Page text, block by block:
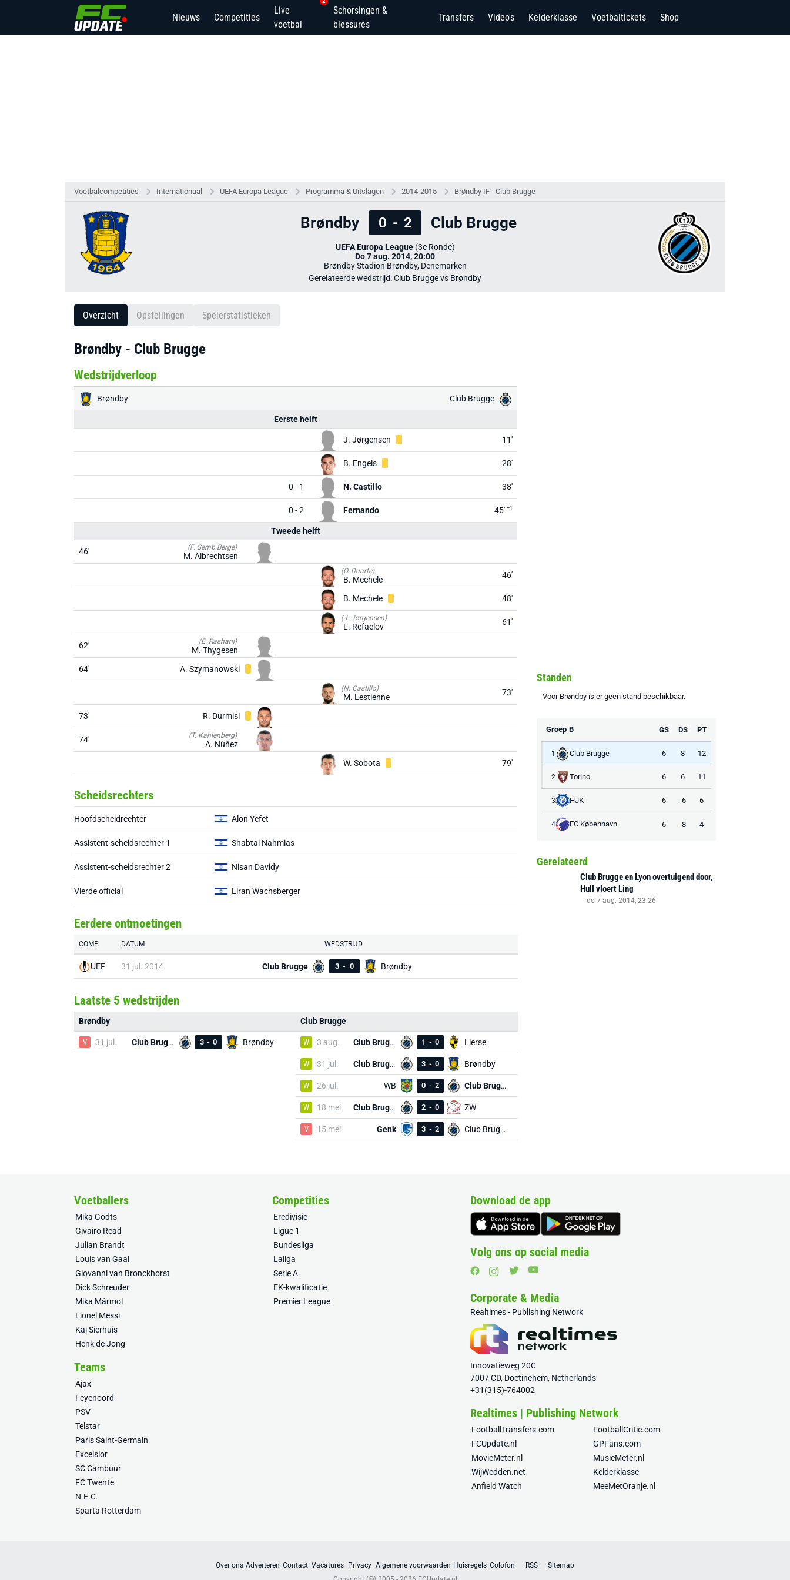
Nieuws Competities
Live
voetbal
Schorsingen &
blessures
Transfers Video's Kelderklasse Voetbaltickets Shop
Voetbalcompetities Internationaal UEFA Europa League Programma & Uitslagen 2014-2015 Brøndby IF - Club Brugge
Brøndby 0 - 2 Club Brugge
UEFA Europa League(3e Ronde)
Do 7 aug. 2014, 20:00
Brøndby Stadion Brøndby, Denemarken
Gerelateerde wedstrijd: Club Brugge vs Brøndby
Overzicht Opstellingen Spelerstatistieken
Brøndby - Club Brugge
Wedstrijdverloop
Brøndby Club Brugge
Eerste helft
J. Jørgensen 11'
B. Engels 28'
0 - 1 N. Castillo 38'
0 - 2 Fernando 45' +1
Tweede helft
46' (F. Semb Berge)
M. Albrechtsen
(Ó. Duarte)
B. Mechele 46'
B. Mechele 48'
(J. Jørgensen)
L. Refaelov 61'
62' (E. Rashani)
M. Thygesen
64'
A. Szymanowski
(N. Castillo)
M. Lestienne 73'
73' R. Durmisi
74' (T. Kahlenberg)
A. Núñez
W. Sobota
79'
Scheidsrechters
Hoofdscheidrechter Alon Yefet
Assistent-scheidsrechter 1 Shabtai Nahmias
Assistent-scheidsrechter 2 Nisan Davidy
Vierde official Liran Wachsberger
Eerdere ontmoetingen
COMP. DATUM WEDSTRIJD
UEF 31 jul. 2014 Club Brugge 3 - 0 Brøndby
Laatste 5 wedstrijden
Brøndby
V 31 jul. Club Brugge 3 - 0 Brøndby
Club Brugge
W 3 aug. Club Brugge 1 - 0 Lierse
W 31 jul. Club Brugge 3 - 0 Brøndby
W 26 jul. WB 0 - 2 Club Brugge
W 18 mei Club Brugge 2 - 0 ZW
V 15 mei Genk 3 - 2 Club Brugge
Standen
Voor Brøndby is er geen stand beschikbaar.
Groep B GS DS PT
1 Club Brugge 6 8 12
2 Torino 6 6 11
3 HJK 6 -6 6
4 FC København 6 -8 4
Gerelateerd
Club Brugge en Lyon overtuigend door,
Hull vloert Ling
do 7 aug. 2014, 23:26
Voetballers
Mika Godts
Givairo Read
Julian Brandt
Louis van Gaal
Giovanni van Bronckhorst
Dick Schreuder
Mika Mármol
Lionel Messi
Kaj Sierhuis
Henk de Jong
Competities
Eredivisie
Ligue 1
Bundesliga
Laliga
Serie A
EK-kwalificatie
Premier League
Teams
Ajax
Feyenoord
PSV
Telstar
Paris Saint-Germain
Excelsior
SC Cambuur
FC Twente
N.E.C.
Sparta Rotterdam
Download de app
Volg ons op social media
Corporate & Media
Realtimes - Publishing Network
Innovatieweg 20C
7007 CD, Doetinchem, Netherlands
+31(315)-764002
Realtimes | Publishing Network
FootballTransfers.com
FootballCritic.com
FCUpdate.nl
GPFans.com
MovieMeter.nl
MusicMeter.nl
WijWedden.net
Kelderklasse
Anfield Watch
MeeMetOranje.nl
Over ons Adverteren Contact Vacatures Privacy Algemene voorwaarden Huisregels Colofon RSS
Sitemap